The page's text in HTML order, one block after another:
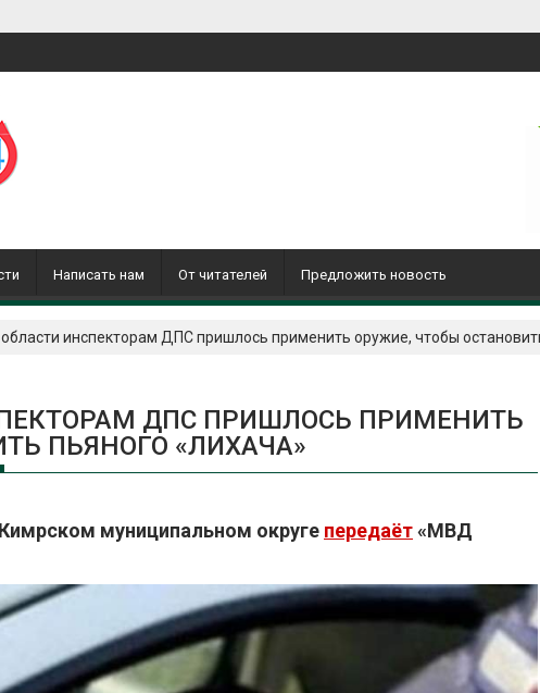
Написать нам От читателей Предложить новость
области инспекторам ДПС пришлось применить оружие, чтобы
ДПС ПРИШЛОСЬ ПРИМЕНИТЬ
ПЬЯНОГО «ЛИХАЧА»
муниципальном округе передаёт«МВД